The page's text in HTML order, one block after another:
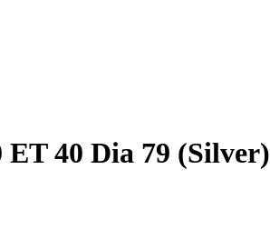
40 Dia 79 (Silver)